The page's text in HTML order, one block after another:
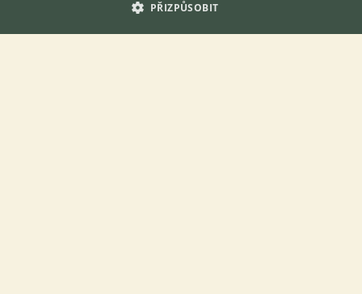
INZERCE
DISKUSE
PŘIZPŮSOBIT